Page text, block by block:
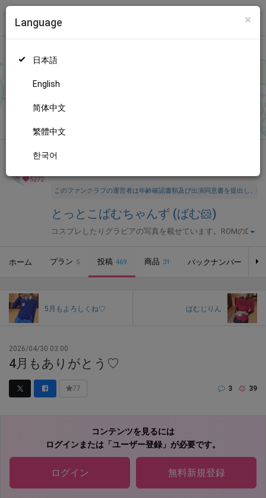
トップ
×
Language
日本語
English
简体中文
繁體中文
한국어
のファンが応援しています。
5272
全年齢向け
このファンクラブの運営者は年齢確認書類及び出演同意書を提出し、
とっとこばむちゃんず (ばむ🐹)
コスプレしたりグラビアの写真を載せています。ROMのDL
ホーム プラン 5 投稿 469 商品 31 バックナンバー
5月もよろしくね♡ ばむじりん
2026/04/30 03:00
4月もありがとう♡
77 3 39
コンテンツを見るには
ログインまたは「ユーザー登録」が必要です。
ログイン 無料新規登録